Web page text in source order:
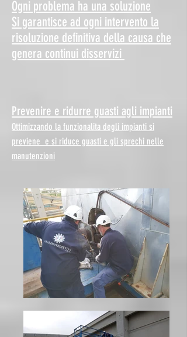
Ogni problema ha una soluzione
Si garantisce ad ogni intervento la
risoluzione definitiva della causa che
genera continui disservizi
Prevenire e ridurre guasti agli impianti
Ottimizzando la funzionalita degli impianti si
previene e si riduce guasti e gli sprechi nelle
manutenzioni